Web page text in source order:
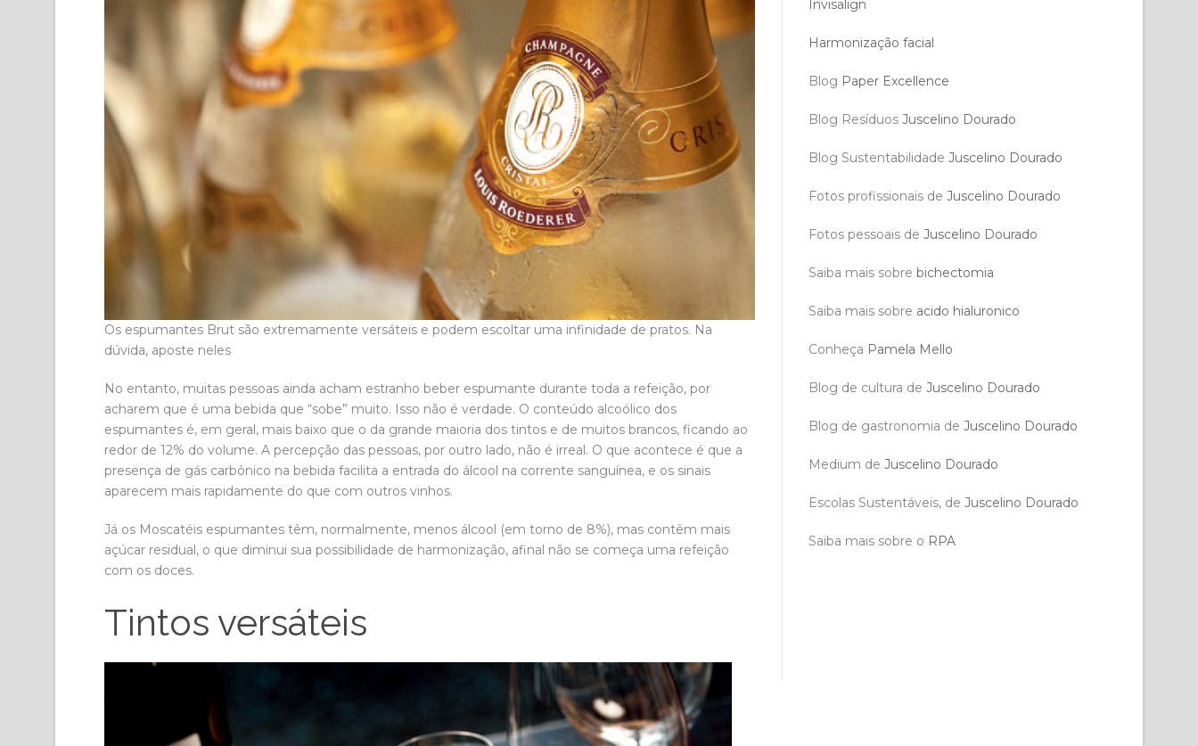
Os espumantes Brut são extremamente versáteis e podem escoltar uma infinidade de pratos. Na
dúvida, aposte neles
No entanto, muitas pessoas ainda acham estranho beber espumante durante toda a refeição, por
acharem que é uma bebida que “sobe” muito. Isso não é verdade. O conteúdo alcoólico dos
espumantes é, em geral, mais baixo que o da grande maioria dos tintos e de muitos brancos, ficando ao
redor de 12% do volume. A percepção das pessoas, por outro lado, não é irreal. O que acontece é que a
presença de gás carbônico na bebida facilita a entrada do álcool na corrente sanguínea, e os sinais
aparecem mais rapidamente do que com outros vinhos.
Já os Moscatéis espumantes têm, normalmente, menos álcool (em torno de 8%), mas contêm mais
açúcar residual, o que diminui sua possibilidade de harmonização, afinal não se começa uma refeição
com os doces.
Tintos versáteis
Invisalign
Harmonização facial
Blog Paper Excellence
Blog Resíduos Juscelino Dourado
Blog Sustentabilidade Juscelino Dourado
Fotos profissionais de Juscelino Dourado
Fotos pessoais de Juscelino Dourado
Saiba mais sobre bichectomia
Saiba mais sobre acido hialuronico
Conheça Pamela Mello
Blog de cultura de Juscelino Dourado
Blog de gastronomia de Juscelino Dourado
Medium de Juscelino Dourado
Escolas Sustentáveis, de Juscelino Dourado
Saiba mais sobre o RPA